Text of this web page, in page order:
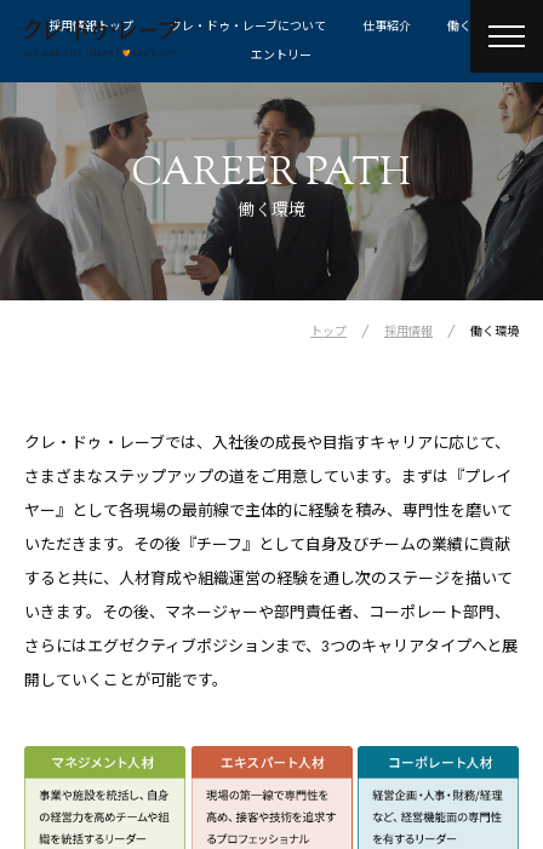
採用情報トップ クレ・ドゥ・レーブについて 仕事紹介
働く環境
エントリー
CAREER PATH
働く環境
トップ / 採用情報 / 働く環境
クレ・ドゥ・レーブでは、入社後の成長や目指すキャリアに応じて、
さまざまなステップアップの道をご用意しています。 まずは『プレイ
ヤー』として各現場の最前線で主体的に経験を積み、専門性を磨いて
いただきます。 その後『チーフ』として自身及びチームの業績に貢献
すると共に、人材育成や組織運営の経験を通し次のステージを描いて
いきます。 その後、マネージャーや部門責任者、コーポレート部門、
さらにはエグゼクティブポジションまで、3つのキャリアタイプへと展
開していくことが可能です。